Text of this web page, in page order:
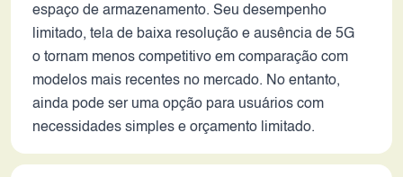
espaço de armazenamento. Seu desempenho
limitado, tela de baixa resolução e ausência de 5G
o tornam menos competitivo em comparação com
modelos mais recentes no mercado. No entanto,
ainda pode ser uma opção para usuários com
necessidades simples e orçamento limitado.